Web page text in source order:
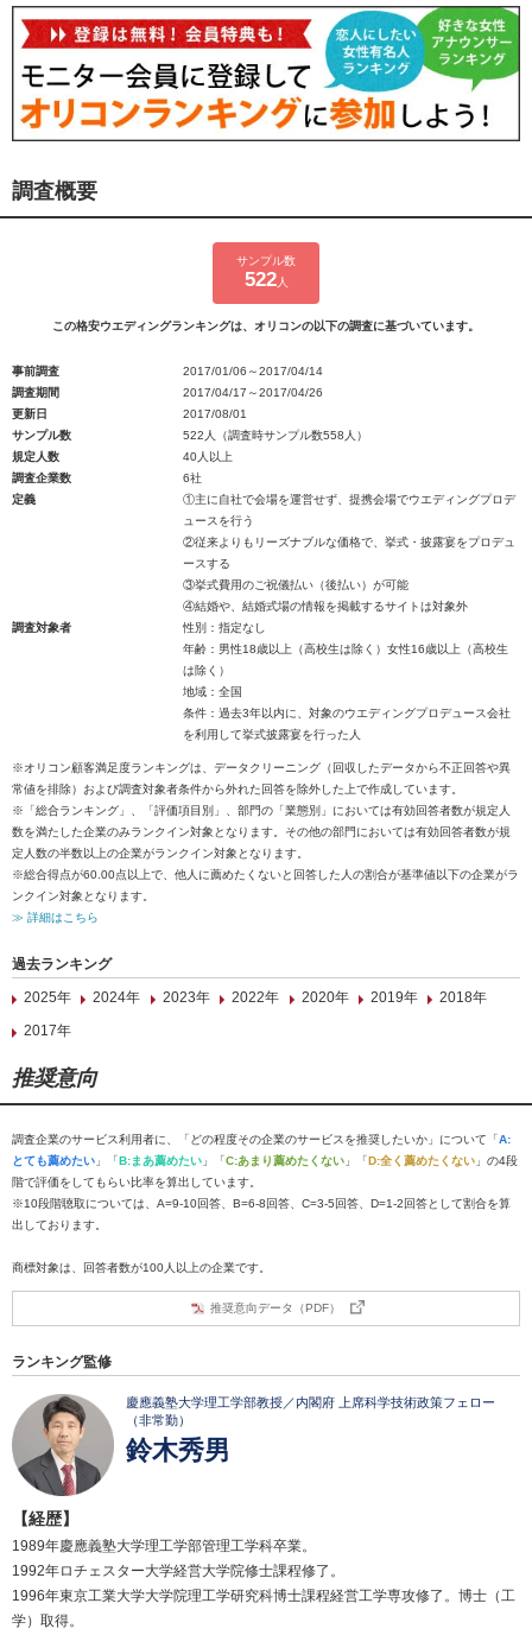
調査概要
サンプル数
522人
この格安ウエディングランキングは、オリコンの以下の調査に基づいています。
事前調査
2017/01/06～2017/04/14
調査期間
2017/04/17～2017/04/26
更新日
2017/08/01
サンプル数
522人（調査時サンプル数558人）
規定人数
40人以上
調査企業数
6社
定義
①主に自社で会場を運営せず、提携会場でウエディングプロデ
ュースを行う
②従来よりもリーズナブルな価格で、挙式・披露宴をプロデュ
ースする
③挙式費用のご祝儀払い（後払い）が可能
④結婚や、結婚式場の情報を掲載するサイトは対象外
調査対象者
性別：指定なし
年齢：男性18歳以上（高校生は除く）女性16歳以上（高校生
は除く）
地域：全国
条件：過去3年以内に、対象のウエディングプロデュース会社
を利用して挙式披露宴を行った人
※オリコン顧客満足度ランキングは、データクリーニング（回収したデータから不正回答や異
常値を排除）および調査対象者条件から外れた回答を除外した上で作成しています。
※「総合ランキング」、「評価項目別」、部門の「業態別」においては有効回答者数が規定人
数を満たした企業のみランクイン対象となります。その他の部門においては有効回答者数が規
定人数の半数以上の企業がランクイン対象となります。
※総合得点が60.00点以上で、他人に薦めたくないと回答した人の割合が基準値以下の企業がラ
ンクイン対象となります。
≫ 詳細はこちら
過去ランキング
2025年
2024年 2023年 2022年 2020年 2019年
2018年
2017年
推奨意向
調査企業のサービス利用者に、「どの程度その企業のサービスを推奨したいか」について「A:
とても薦めたい 」「B:まあ薦めたい 」「C:あまり薦めたくない 」「D:全く薦めたくない 」の4段
階で評価をしてもらい比率を算出しています。
※10段階聴取については、A=9-10回答、B=6-8回答、C=3-5回答、D=1-2回答として割合を算
出しております。
商標対象は、回答者数が100人以上の企業です。
推奨意向データ（PDF）
ランキング監修
慶應義塾大学理工学部教授／内閣府 上席科学技術政策フェロー
（非常勤）
鈴木秀男
【経歴】
1989年慶應義塾大学理工学部管理工学科卒業。
1992年ロチェスター大学経営大学院修士課程修了。
1996年東京工業大学大学院理工学研究科博士課程経営工学専攻修了。博士（工
学）取得。